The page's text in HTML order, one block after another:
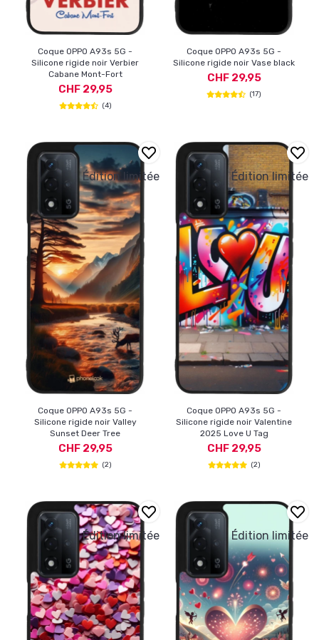
Coque OPPO A93s 5G -
Silicone rigide noir Verbier
Cabane Mont-Fort
CHF 29,95
(4)
Coque OPPO A93s 5G -
Silicone rigide noir Vase black
CHF 29,95
(17)
Coque OPPO A93s 5G -
Silicone rigide noir Valley
Sunset Deer Tree
CHF 29,95
(2)
Édition limitée
Coque OPPO A93s 5G -
Silicone rigide noir Valentine
2025 Love U Tag
CHF 29,95
(2)
Édition limitée
Édition limitée Édition limitée